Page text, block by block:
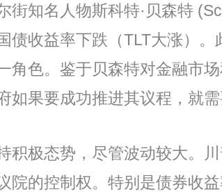
街知名人物斯科特·贝森特
债收益率下跌（TLT大涨）
角色。鉴于贝森特对金融市
果要成功推进其议程，就需
积极态势，尽管波动较大。
院的控制权。特别是债券收